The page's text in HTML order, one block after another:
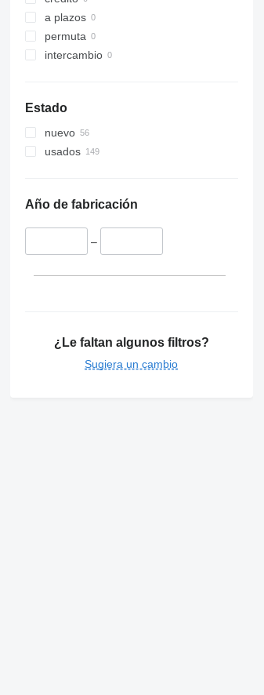
Tourismo
Travego
Unimog
V-Class
Midliner
Midlum
Premium
Sandero
Trafic
Twingo
SD
Terberg
V40
V60
XC
a plazos
permuta
intercambio
Estado
nuevo
usados
Año de fabricación
–
¿Le faltan algunos filtros?
Sugiera un cambio